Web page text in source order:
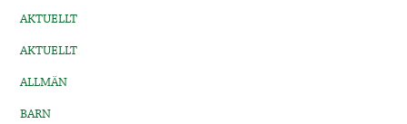
AKTUELLT
AKTUELLT
ALLMÄN
BARN